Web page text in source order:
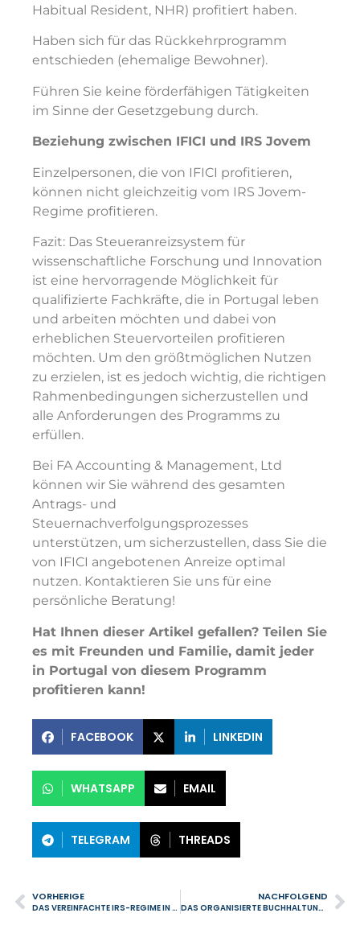
Habitual Resident, NHR) profitiert haben.
Haben sich für das Rückkehrprogramm
entschieden (ehemalige Bewohner).
Führen Sie keine förderfähigen Tätigkeiten
im Sinne der Gesetzgebung durch.
Beziehung zwischen IFICI und IRS Jovem
Einzelpersonen, die von IFICI profitieren,
können nicht gleichzeitig vom IRS Jovem-
Regime profitieren.
Fazit: Das Steueranreizsystem für
wissenschaftliche Forschung und Innovation
ist eine hervorragende Möglichkeit für
qualifizierte Fachkräfte, die in Portugal leben
und arbeiten möchten und dabei von
erheblichen Steuervorteilen profitieren
möchten. Um den größtmöglichen Nutzen
zu erzielen, ist es jedoch wichtig, die richtigen
Rahmenbedingungen sicherzustellen und
alle Anforderungen des Programms zu
erfüllen.
Bei FA Accounting & Management, Ltd
können wir Sie während des gesamten
Antrags- und
Steuernachverfolgungsprozesses
unterstützen, um sicherzustellen, dass Sie die
von IFICI angebotenen Anreize optimal
nutzen. Kontaktieren Sie uns für eine
persönliche Beratung!
Hat Ihnen dieser Artikel gefallen? Teilen Sie
es mit Freunden und Familie, damit jeder
in Portugal von diesem Programm
profitieren kann!
FACEBOOK LINKEDIN
WHATSAPP EMAIL
TELEGRAM THREADS
VORHERIGE
DAS VEREINFACHTE IRS-REGIME IN PORTUGAL: WAS IST ES UND WIE FUNKTIONIERT ES?
NACHFOLGEND
DAS ORGANISIERTE BUCHHALTUNGSSYSTEM IN PORTUGAL: ALLES, WAS SIE WISSEN MÜSSEN